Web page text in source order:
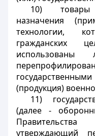
10) товары
назначения
технологии,
гражданских
(продукция)
11)
(далее -
утверждающий